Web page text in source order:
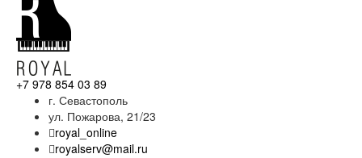
+7 978 854 03 89
г. Севастополь
ул. Пожарова, 21/23
royal_online
royalserv@mail.ru